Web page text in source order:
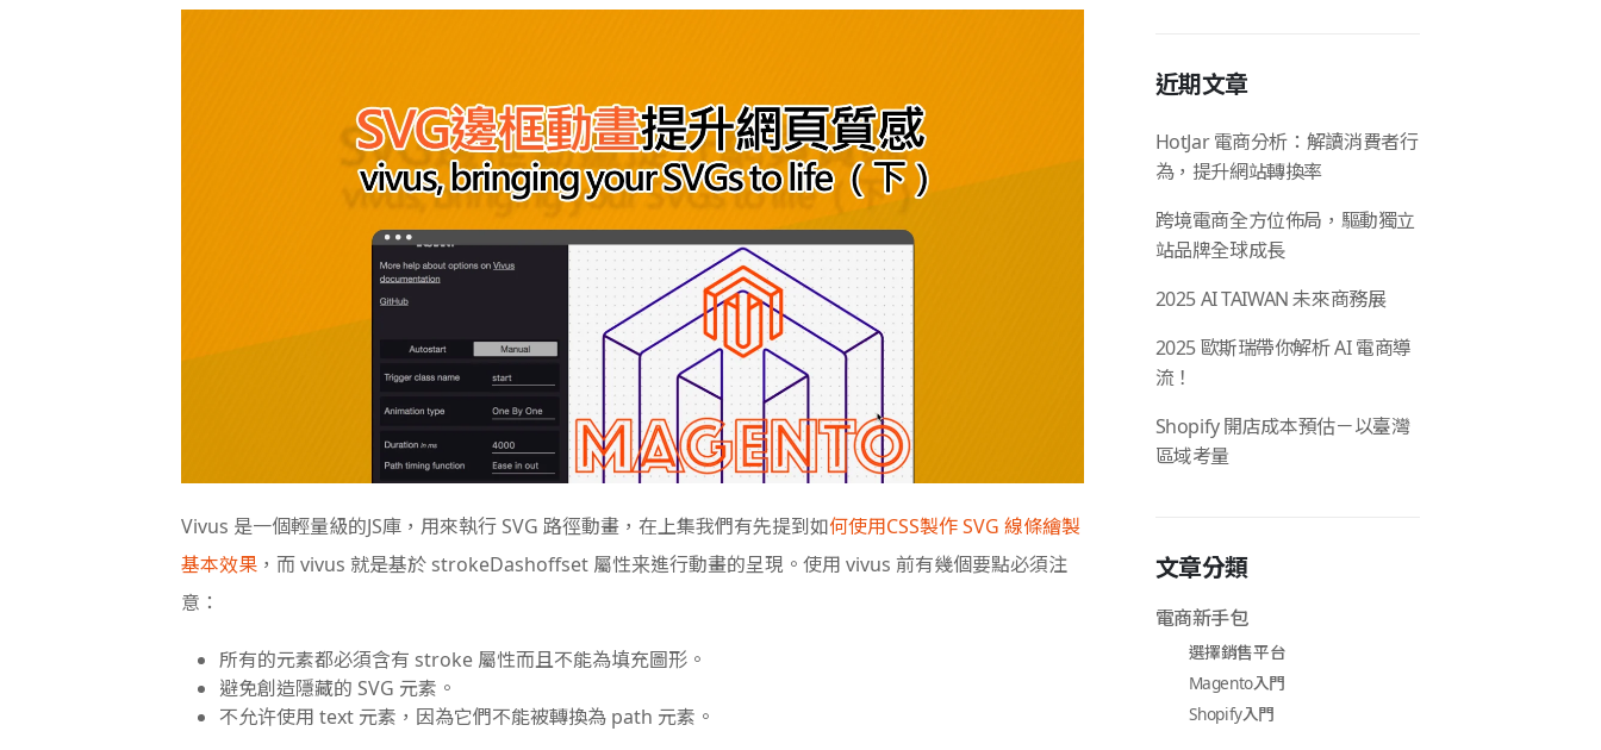
Vivus 是一個輕量級的JS庫，用來執行 SVG 路徑動畫，在上集我們有先提到如何使用CSS製作 SVG 線條繪製
基本效果 ，而 vivus 就是基於 strokeDashoffset 屬性来進行動畫的呈現。使用 vivus 前有幾個要點必須注
意：
所有的元素都必須含有 stroke 屬性而且不能為填充圖形。
避免創造隱藏的 SVG 元素。
不允许使用 text 元素，因為它們不能被轉換為 path 元素。
近期文章
HotJar 電商分析：解讀消費者行
為，提升網站轉換率
跨境電商全方位佈局，驅動獨立
站品牌全球成長
2025 AI TAIWAN 未來商務展
2025 歐斯瑞帶你解析 AI 電商導
流！
Shopify 開店成本預估－以臺灣
區域考量
文章分類
電商新手包
選擇銷售平台
Magento入門
Shopify入門